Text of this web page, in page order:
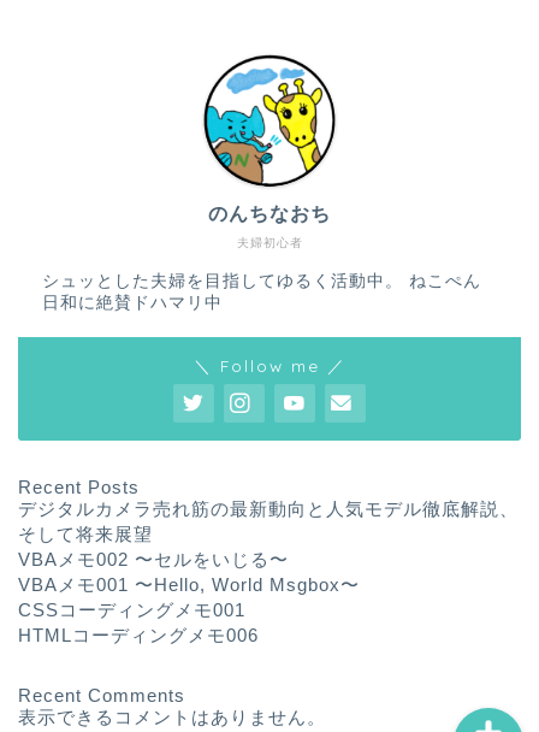
夫婦初心者
のんちなおち
シュッとした夫婦を目指してゆるく活動中。 ねこぺん
日和に絶賛ドハマリ中
＼ Follow me ／
Recent Posts
デジタルカメラ売れ筋の最新動向と人気モデル徹底解説、
そして将来展望
VBAメモ002 〜セルをいじる〜
VBAメモ001 〜Hello, World Msgbox〜
CSSコーディングメモ001
HTMLコーディングメモ006
Recent Comments
表示できるコメントはありません。
ランキング